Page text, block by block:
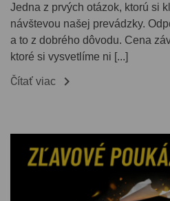
Jedna z prvých otázok, ktorú si
návštevou našej prevádzky.
a to z dobrého dôvodu. Cena
ktoré si vysvetlíme ni [...]
Čítať viac 